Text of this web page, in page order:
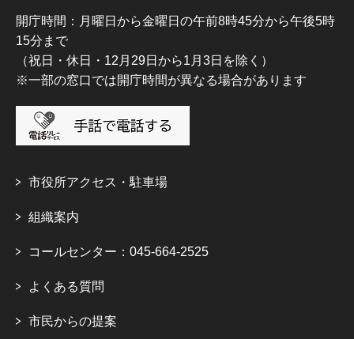
開庁時間：月曜日から金曜日の午前8時45分から午後5時
15分まで
（祝日・休日・12月29日から1月3日を除く）
※一部の窓口では開庁時間が異なる場合があります
市役所アクセス・駐車場
組織案内
コールセンター：045-664-2525
よくある質問
市民からの提案